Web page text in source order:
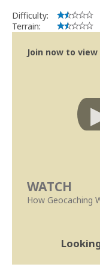
Difficulty:
Terrain:
Join now to
WATCH
How Geocaching